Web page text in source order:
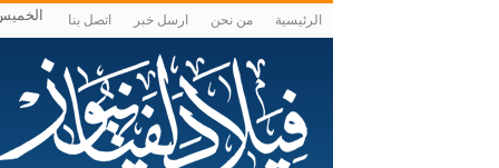
الرئيسية من نحن ارسل خبر اتصل بنا الخميس ,